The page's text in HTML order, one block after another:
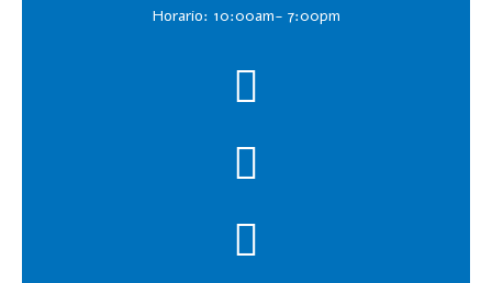
Horario: 10:00am- 7:00pm